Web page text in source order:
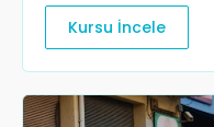
Kursu İncele